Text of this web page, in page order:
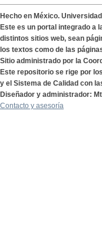
Hecho en México.
Este es un portal integrado a
distintos sitios web, sean
los textos como de las
Sitio administrado por la
Este repositorio se rige por
y el Sistema de Calidad con
Diseñador y administrador:
Contacto y asesoría